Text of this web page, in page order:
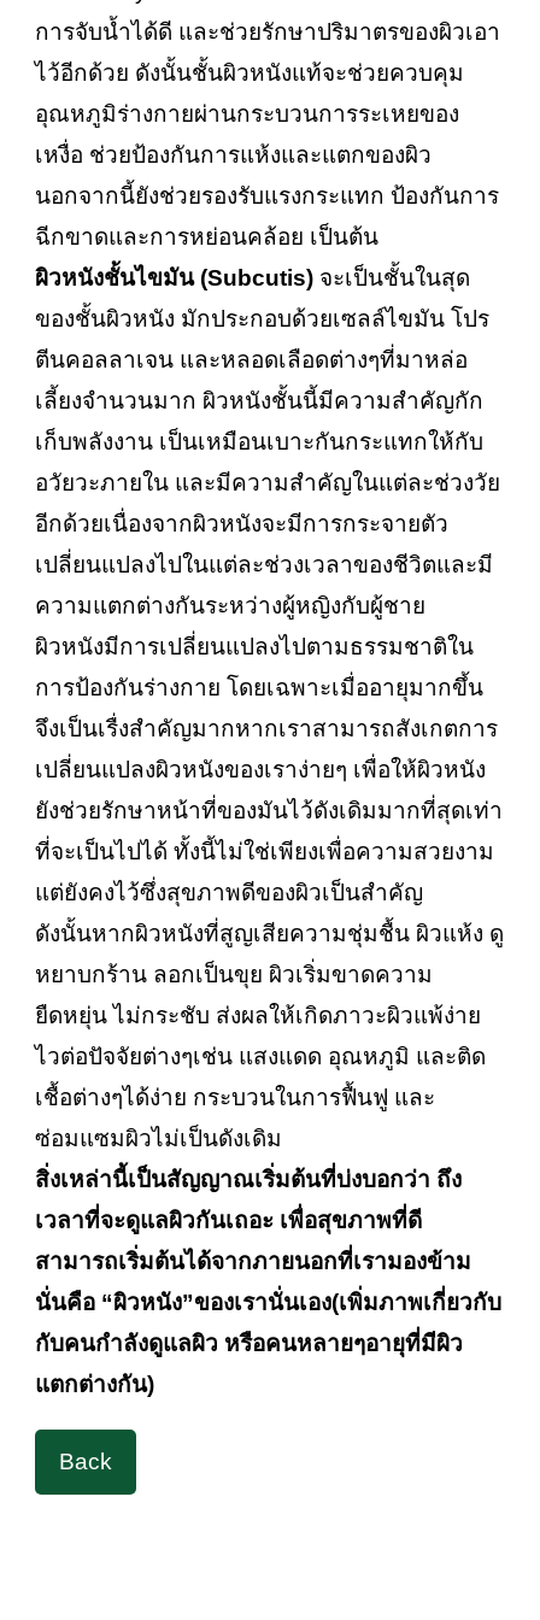
การจับน้ำได้ดี และช่วยรักษาปริมาตรของผิวเอา
ไว้อีกด้วย ดังนั้นชั้นผิวหนังแท้จะช่วยควบคุม
อุณหภูมิร่างกายผ่านกระบวนการระเหยของ
เหงื่อ ช่วยป้องกันการแห้งและแตกของผิว
นอกจากนี้ยังช่วยรองรับแรงกระแทก ป้องกันการ
ฉีกขาดและการหย่อนคล้อย เป็นต้น
ผิวหนังชั้นไขมัน (Subcutis) จะเป็นชั้นในสุด
ของชั้นผิวหนัง มักประกอบด้วยเซลล์ไขมัน โปร
ตีนคอลลาเจน และหลอดเลือดต่างๆที่มาหล่อ
เลี้ยงจำนวนมาก ผิวหนังชั้นนี้มีความสำคัญกัก
เก็บพลังงาน เป็นเหมือนเบาะกันกระแทกให้กับ
อวัยวะภายใน และมีความสำคัญในแต่ละช่วงวัย
อีกด้วยเนื่องจากผิวหนังจะมีการกระจายตัว
เปลี่ยนแปลงไปในแต่ละช่วงเวลาของชีวิตและมี
ความแตกต่างกันระหว่างผู้หญิงกับผู้ชาย
ผิวหนังมีการเปลี่ยนแปลงไปตามธรรมชาติใน
การป้องกันร่างกาย โดยเฉพาะเมื่ออายุมากขึ้น
จึงเป็นเรื่งสำคัญมากหากเราสามารถสังเกตการ
เปลี่ยนแปลงผิวหนังของเราง่ายๆ เพื่อให้ผิวหนัง
ยังช่วยรักษาหน้าที่ของมันไว้ดังเดิมมากที่สุดเท่า
ที่จะเป็นไปได้ ทั้งนี้ไม่ใช่เพียงเพื่อความสวยงาม
แต่ยังคงไว้ซึ่งสุขภาพดีของผิวเป็นสำคัญ
ดังนั้นหากผิวหนังที่สูญเสียความชุ่มชื้น ผิวแห้ง ดู
หยาบกร้าน ลอกเป็นขุย ผิวเริ่มขาดความ
ยืดหยุ่น ไม่กระชับ ส่งผลให้เกิดภาวะผิวแพ้ง่าย
ไวต่อปัจจัยต่างๆเช่น แสงแดด อุณหภูมิ และติด
เชื้อต่างๆได้ง่าย กระบวนในการฟื้นฟู และ
ซ่อมแซมผิวไม่เป็นดังเดิม
สิ่งเหล่านี้เป็นสัญญาณเริ่มต้นที่บ่งบอกว่า ถึง
เวลาที่จะดูแลผิวกันเถอะ เพื่อสุขภาพที่ดี
สามารถเริ่มต้นได้จากภายนอกที่เรามองข้าม
นั่นคือ “ผิวหนัง”ของเรานั่นเอง(เพิ่มภาพเกี่ยวกับ
กับคนกำลังดูแลผิว หรือคนหลายๆอายุที่มีผิว
แตกต่างกัน)
Back